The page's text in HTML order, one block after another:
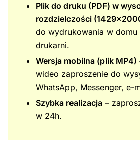
Plik do druku (PDF) w
rozdzielczości
do wydrukowania w
drukarni.
Wersja mobilna (plik MP4)
wideo zaproszenie do
WhatsApp, Messenger, e-
Szybka realizacja –
w 24h.